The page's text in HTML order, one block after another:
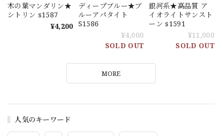
人気のキーワード
木の葉マンダリン★
シトリン s1587
¥4,200
ディープブルー★ブ
ルーアパタイト
S1586
¥4,000
SOLD OUT
銀河系★高品質 ア
イオライトサンスト
ーン s1591
¥11,000
SOLD OUT
MORE